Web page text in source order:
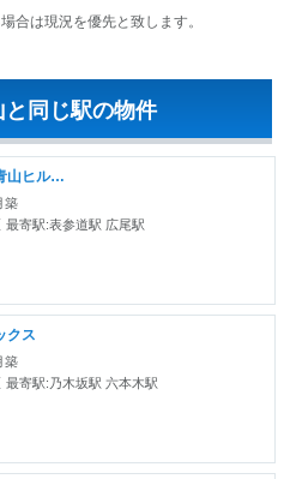
合は現況を優先と致します。
同じ駅の物件
パークコート南青山ヒルトップレジデンス
築
最寄駅:表参道駅 広尾駅
クス
築
最寄駅:乃木坂駅 六本木駅